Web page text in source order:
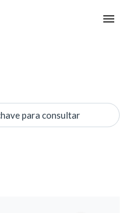
para consultar